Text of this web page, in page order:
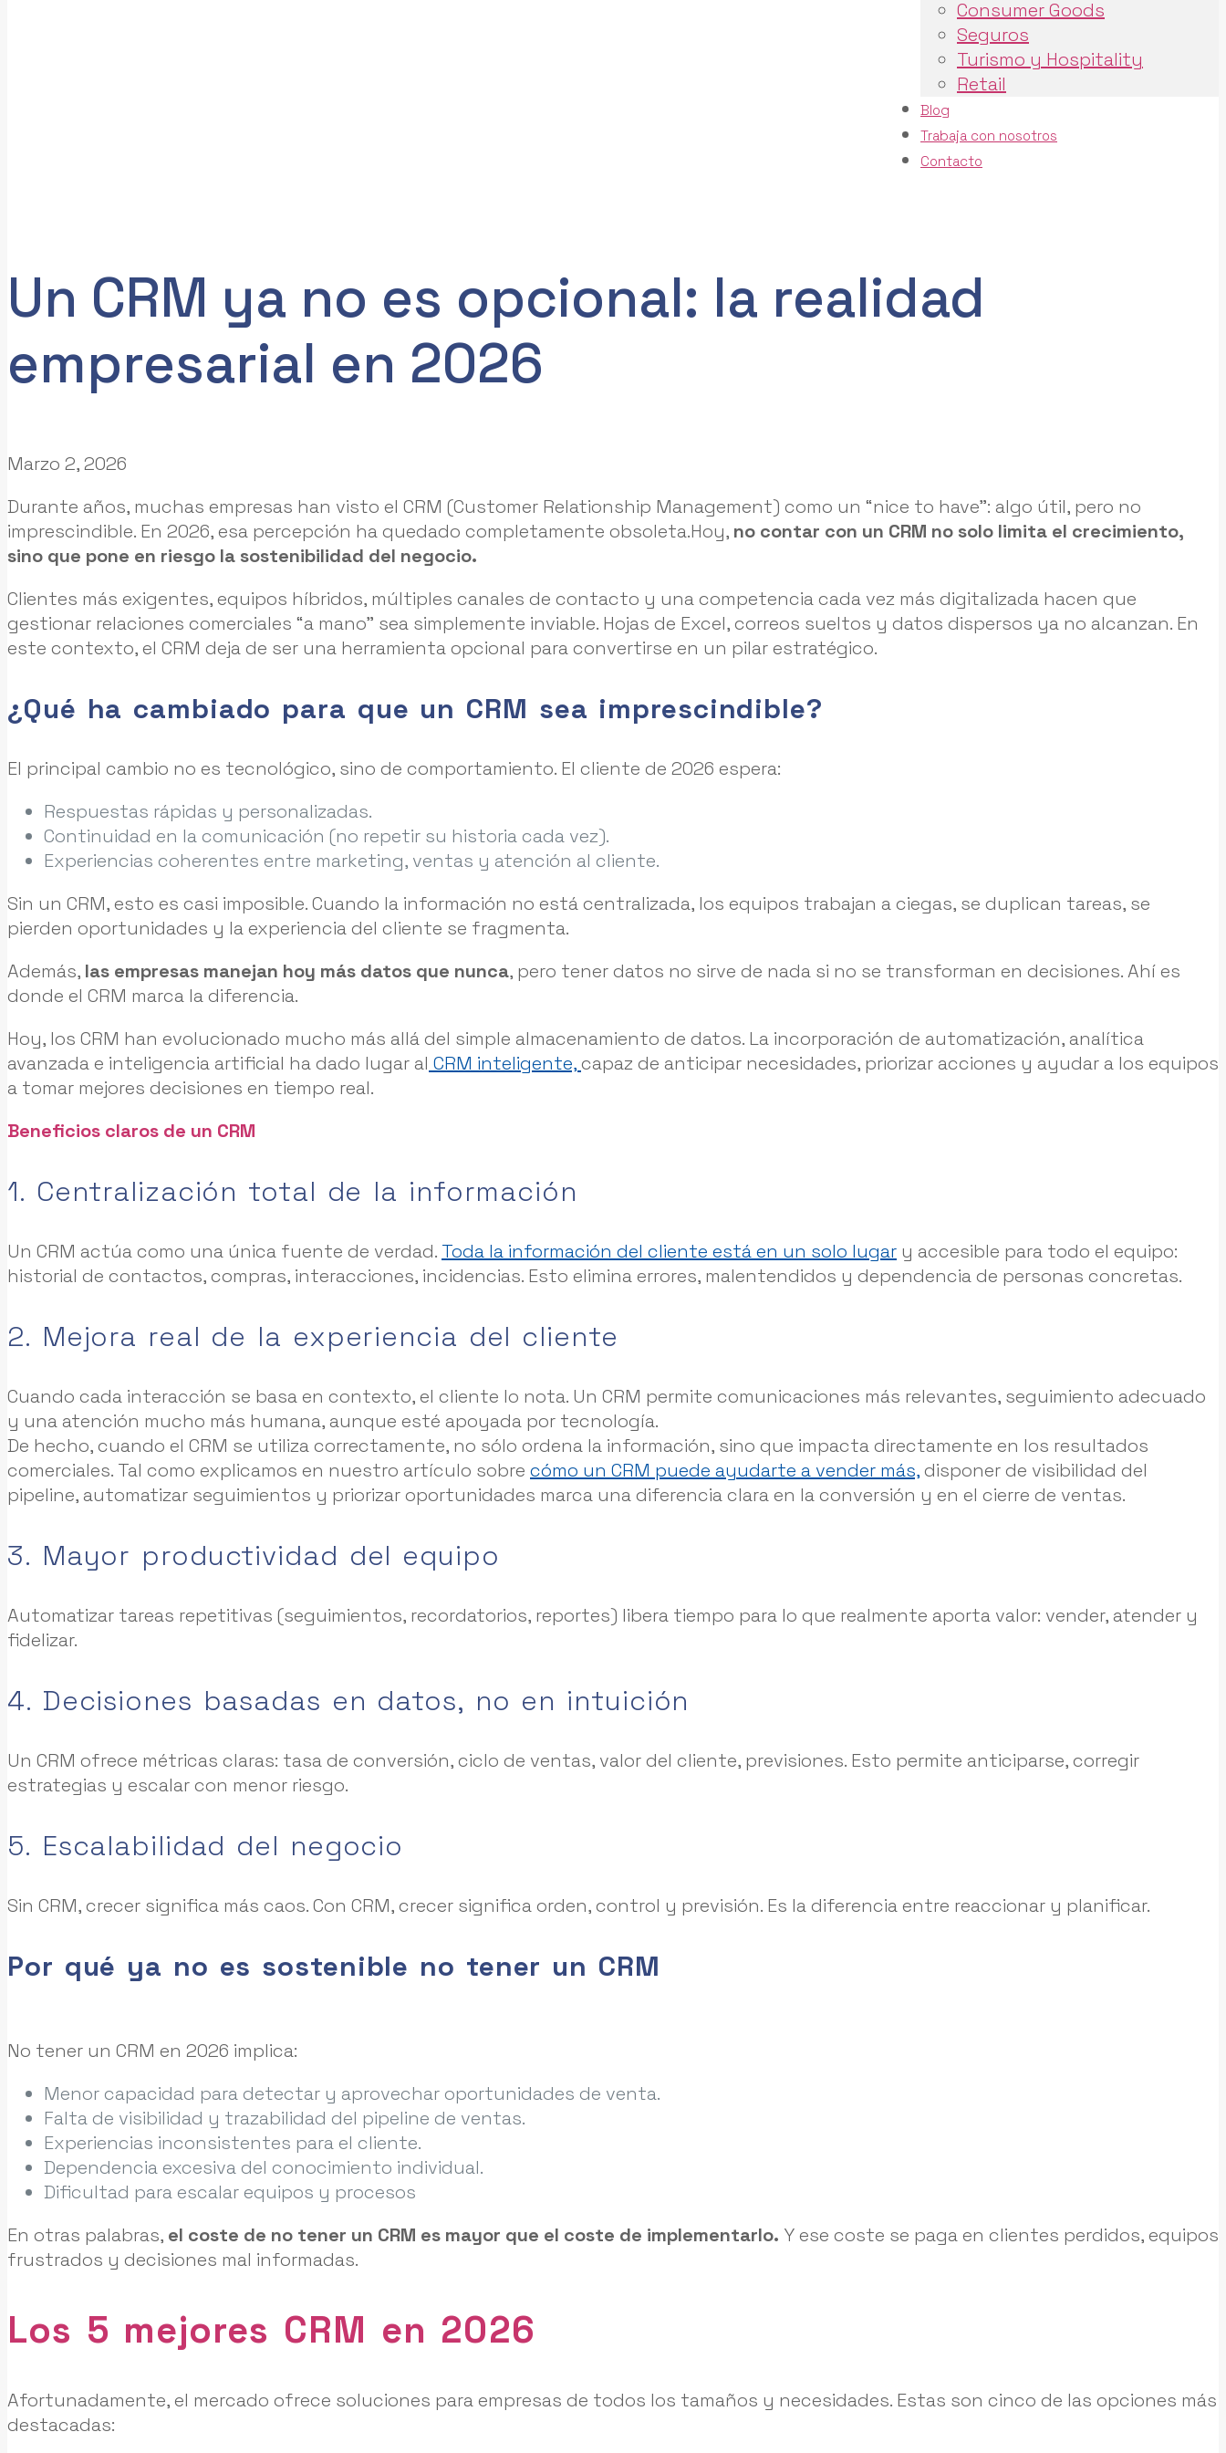
Consumer Goods
Seguros
Turismo y Hospitality
Retail
Blog
Trabaja con nosotros
Contacto
Un CRM ya no es opcional: la realidad
empresarial en 2026
Marzo 2, 2026
Durante años, muchas empresas han visto el CRM (Customer Relationship Management) como un “nice to have”: algo útil, pero no
imprescindible. En 2026, esa percepción ha quedado completamente obsoleta.Hoy, no contar con un CRM no solo limita el crecimiento,
sino que pone en riesgo la sostenibilidad del negocio.
Clientes más exigentes, equipos híbridos, múltiples canales de contacto y una competencia cada vez más digitalizada hacen que
gestionar relaciones comerciales “a mano” sea simplemente inviable. Hojas de Excel, correos sueltos y datos dispersos ya no alcanzan. En
este contexto, el CRM deja de ser una herramienta opcional para convertirse en un pilar estratégico.
¿Qué ha cambiado para que un CRM sea imprescindible?
El principal cambio no es tecnológico, sino de comportamiento. El cliente de 2026 espera:
Respuestas rápidas y personalizadas.
Continuidad en la comunicación (no repetir su historia cada vez).
Experiencias coherentes entre marketing, ventas y atención al cliente.
Sin un CRM, esto es casi imposible. Cuando la información no está centralizada, los equipos trabajan a ciegas, se duplican tareas, se
pierden oportunidades y la experiencia del cliente se fragmenta.
Además, las empresas manejan hoy más datos que nunca, pero tener datos no sirve de nada si no se transforman en decisiones. Ahí es
donde el CRM marca la diferencia.
Hoy, los CRM han evolucionado mucho más allá del simple almacenamiento de datos. La incorporación de automatización, analítica
avanzada e inteligencia artificial ha dado lugar al CRM inteligente, capaz de anticipar necesidades, priorizar acciones y ayudar a los equipos
a tomar mejores decisiones en tiempo real.
Beneficios claros de un CRM
1. Centralización total de la información
Un CRM actúa como una única fuente de verdad. Toda la información del cliente está en un solo lugar y accesible para todo el equipo:
historial de contactos, compras, interacciones, incidencias. Esto elimina errores, malentendidos y dependencia de personas concretas.
2. Mejora real de la experiencia del cliente
Cuando cada interacción se basa en contexto, el cliente lo nota. Un CRM permite comunicaciones más relevantes, seguimiento adecuado
y una atención mucho más humana, aunque esté apoyada por tecnología.
De hecho, cuando el CRM se utiliza correctamente, no sólo ordena la información, sino que impacta directamente en los resultados
comerciales. Tal como explicamos en nuestro artículo sobre cómo un CRM puede ayudarte a vender más, disponer de visibilidad del
pipeline, automatizar seguimientos y priorizar oportunidades marca una diferencia clara en la conversión y en el cierre de ventas.
3. Mayor productividad del equipo
Automatizar tareas repetitivas (seguimientos, recordatorios, reportes) libera tiempo para lo que realmente aporta valor: vender, atender y
fidelizar.
4. Decisiones basadas en datos, no en intuición
Un CRM ofrece métricas claras: tasa de conversión, ciclo de ventas, valor del cliente, previsiones. Esto permite anticiparse, corregir
estrategias y escalar con menor riesgo.
5. Escalabilidad del negocio
Sin CRM, crecer significa más caos. Con CRM, crecer significa orden, control y previsión. Es la diferencia entre reaccionar y planificar.
Por qué ya no es sostenible no tener un CRM
No tener un CRM en 2026 implica:
Menor capacidad para detectar y aprovechar oportunidades de venta.
Falta de visibilidad y trazabilidad del pipeline de ventas.
Experiencias inconsistentes para el cliente.
Dependencia excesiva del conocimiento individual.
Dificultad para escalar equipos y procesos
En otras palabras, el coste de no tener un CRM es mayor que el coste de implementarlo. Y ese coste se paga en clientes perdidos, equipos
frustrados y decisiones mal informadas.
Los 5 mejores CRM en 2026
Afortunadamente, el mercado ofrece soluciones para empresas de todos los tamaños y necesidades. Estas son cinco de las opciones más
destacadas: